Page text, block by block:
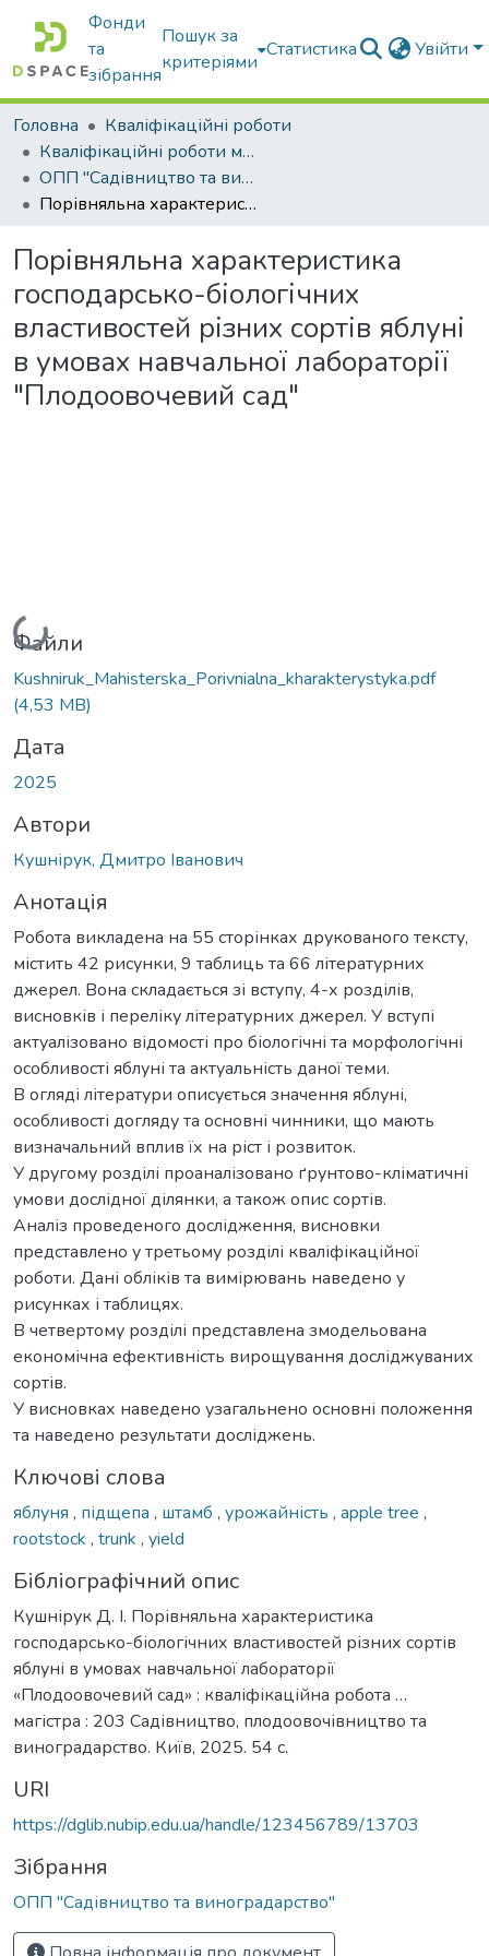
Фонди
та
зібрання
Пошук за
критеріями
Статистика Увійти
Головна
Кваліфікаційні роботи
Кваліфікаційні роботи магістрів
ОПП "Садівництво та виноградарство"
Порівняльна характеристика господарсько-біологічних властивостей різних сортів яблуні в умовах навчальної лабораторії "Плодоовочевий сад"
Порівняльна характеристика
господарсько-біологічних
властивостей різних сортів яблуні
в умовах навчальної лабораторії
"Плодоовочевий сад"
Вантажиться...
Файли
Kushniruk_Mahisterska_Porivnialna_kharakterystyka.pdf
(4,53 MB)
Дата
2025
Автори
Кушнірук, Дмитро Іванович
Анотація
Робота викладена на 55 сторінках друкованого тексту,
містить 42 рисунки, 9 таблиць та 66 літературних
джерел. Вона складається зі вступу, 4-х розділів,
висновків і переліку літературних джерел. У вступі
актуалізовано відомості про біологічні та морфологічні
особливості яблуні та актуальність даної теми.
В огляді літератури описується значення яблуні,
особливості догляду та основні чинники, що мають
визначальний вплив їх на ріст і розвиток.
У другому розділі проаналізовано ґрунтово-кліматичні
умови дослідної ділянки, а також опис сортів.
Аналіз проведеного дослідження, висновки
представлено у третьому розділі кваліфікаційної
роботи. Дані обліків та вимірювань наведено у
рисунках і таблицях.
В четвертому розділі представлена змодельована
економічна ефективність вирощування досліджуваних
сортів.
У висновках наведено узагальнено основні положення
та наведено результати досліджень.
Ключові слова
яблуня , підщепа , штамб , урожайність , apple tree ,
rootstock , trunk , yield
Бібліографічний опис
Кушнірук Д. І. Порівняльна характеристика
господарсько-біологічних властивостей різних сортів
яблуні в умовах навчальної лабораторії
«Плодоовочевий сад» : кваліфікаційна робота …
магістра : 203 Садівництво, плодоовочівництво та
виноградарство. Київ, 2025. 54 с.
URI
https://dglib.nubip.edu.ua/handle/123456789/13703
Зібрання
ОПП "Садівництво та виноградарство"